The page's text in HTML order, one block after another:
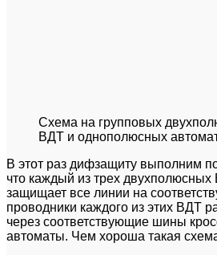
Схема на групповых
ВДТ и однополюсных
В этот раз дифзащиту выполним
что каждый из трех
защищает все линии на
проводники каждого из этих ВДТ
через соответствующие шины
автоматы. Чем хороша такая